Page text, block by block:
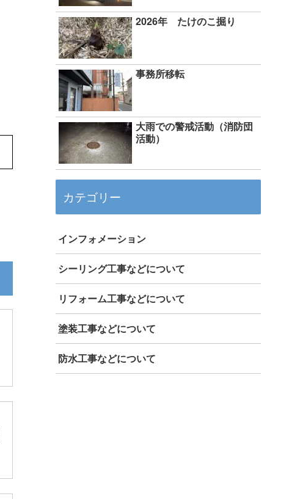
2026年 たけのこ掘り
事務所移転
大雨での警戒活動（消防団
活動）
カテゴリー
インフォメーション
シーリング工事などについて
リフォーム工事などについて
塗装工事などについて
防水工事などについて